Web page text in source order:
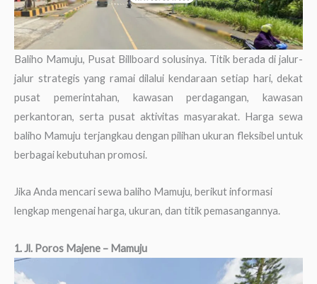
Baliho Mamuju, Pusat Billboard solusinya. Titik berada di jalur-
jalur strategis yang ramai dilalui kendaraan setiap hari, dekat
pusat pemerintahan, kawasan perdagangan, kawasan
perkantoran, serta pusat aktivitas masyarakat. Harga sewa
baliho Mamuju terjangkau dengan pilihan ukuran fleksibel untuk
berbagai kebutuhan promosi.
Jika Anda mencari sewa baliho Mamuju, berikut informasi
lengkap mengenai harga, ukuran, dan titik pemasangannya.
1. Jl. Poros Majene – Mamuju